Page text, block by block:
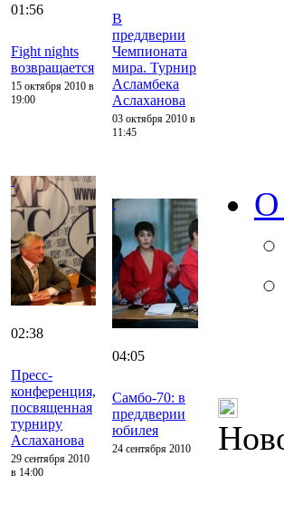
01:56
Fight nights
возвращается
15 октября 2010 в
19:00
В
преддверии
Чемпионата
мира. Турнир
Асламбека
Аслаханова
03 октября 2010 в
11:45
02:38
Пресс-
конференция,
посвященная
турниру
Аслаханова
29 сентября 2010
в 14:00
04:05
Самбо-70: в
преддверии
юбилея
24 сентября 2010
О